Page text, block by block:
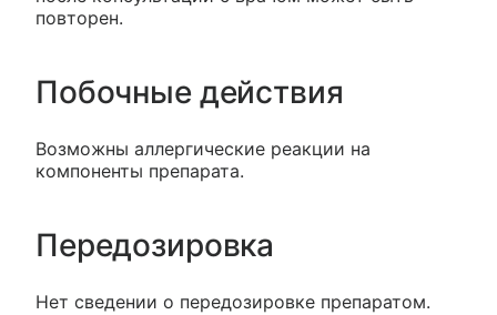
повторен.
Побочные действия
Возможны аллергические реакции на
компоненты препарата.
Передозировка
Нет сведении о передозировке препаратом.